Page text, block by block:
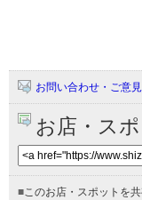
お問い合わせ・ご意
お店・ス
■このお店・スポットを